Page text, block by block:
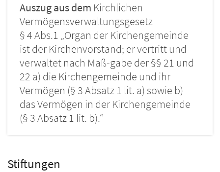
Auszug aus dem Kirchlichen
Vermögensverwaltungsgesetz
§ 4 Abs.1 „Organ der Kirchengemeinde
ist der Kirchenvorstand; er vertritt und
verwaltet nach Maß-gabe der §§ 21 und
22 a) die Kirchengemeinde und ihr
Vermögen (§ 3 Absatz 1 lit. a) sowie b)
das Vermögen in der Kirchengemeinde
(§ 3 Absatz 1 lit. b).“
Stiftungen